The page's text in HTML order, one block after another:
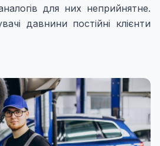
для них неприйнятне.
давнини постійні клієнти